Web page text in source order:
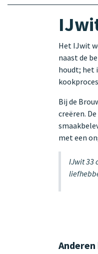
Het IJwit
naast de
houdt; het
Bij de
creëren.
met een
IJwit 33